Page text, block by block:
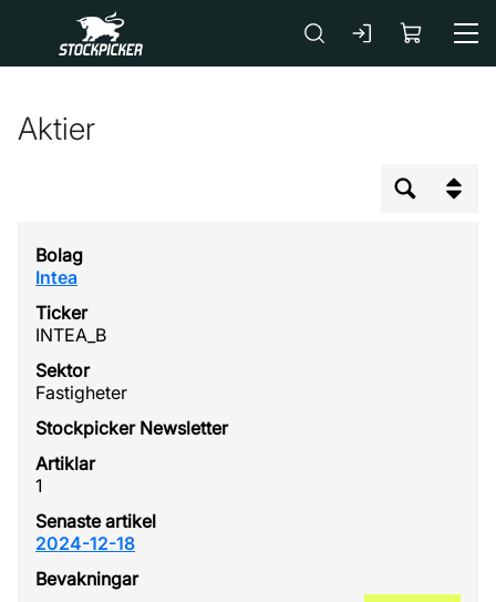
Gå till huvudinnehåll
Aktier
Intea
INTEA_B
Fastigheter
1
2024-12-18